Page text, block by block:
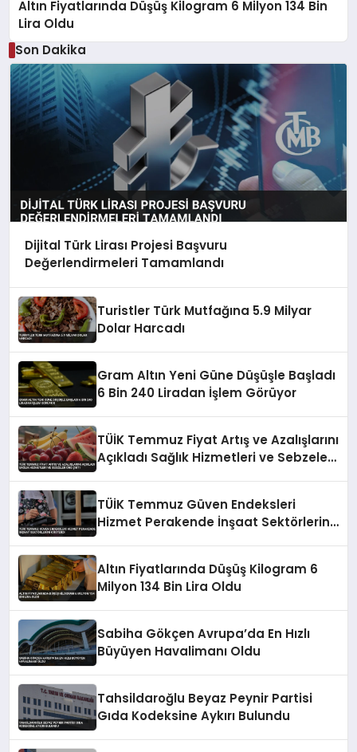
Altın Fiyatlarında Düşüş Kilogram 6 Milyon 134 Bin
Lira Oldu
Son Dakika
Dijital Türk Lirası Projesi Başvuru
Değerlendirmeleri Tamamlandı
Turistler Türk Mutfağına 5.9 Milyar
Dolar Harcadı
Gram Altın Yeni Güne Düşüşle Başladı
6 Bin 240 Liradan İşlem Görüyor
TÜİK Temmuz Fiyat Artış ve Azalışlarını
Açıkladı Sağlık Hizmetleri ve Sebzeler
TÜİK Temmuz Güven Endeksleri
Hizmet Perakende İnşaat Sektörlerini
Altın Fiyatlarında Düşüş Kilogram 6
Milyon 134 Bin Lira Oldu
Sabiha Gökçen Avrupa’da En Hızlı
Büyüyen Havalimanı Oldu
Tahsildaroğlu Beyaz Peynir Partisi
Gıda Kodeksine Aykırı Bulundu